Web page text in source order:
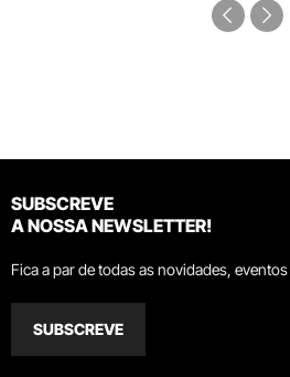
SUBSCREVE
A NOSSA NEWSLETTER!
Fica a par de todas as novidades,
SUBSCREVE